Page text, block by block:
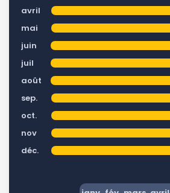
avril
mai
juin
juil
août
sep.
oct.
nov
déc.